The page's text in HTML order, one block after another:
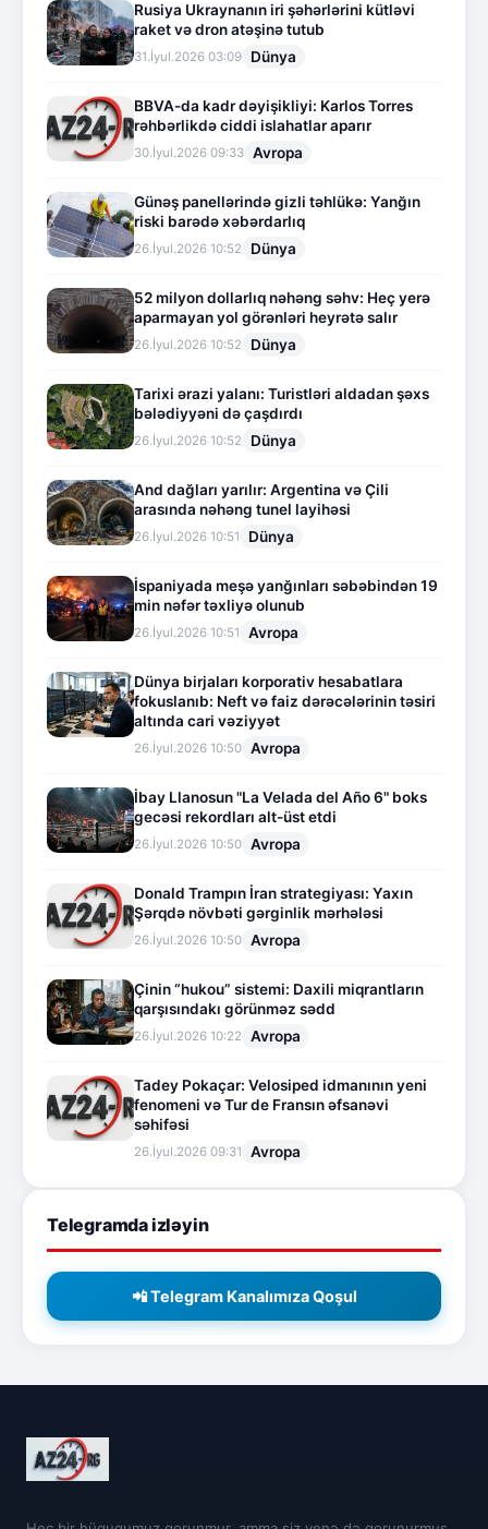
Rusiya Ukraynanın iri şəhərlərini kütləvi
raket və dron atəşinə tutub
31.İyul.2026 03:09 Dünya
BBVA-da kadr dəyişikliyi: Karlos Torres
rəhbərlikdə ciddi islahatlar aparır
30.İyul.2026 09:33 Avropa
Günəş panellərində gizli təhlükə: Yanğın
riski barədə xəbərdarlıq
26.İyul.2026 10:52 Dünya
52 milyon dollarlıq nəhəng səhv: Heç yerə
aparmayan yol görənləri heyrətə salır
26.İyul.2026 10:52 Dünya
Tarixi ərazi yalanı: Turistləri aldadan şəxs
bələdiyyəni də çaşdırdı
26.İyul.2026 10:52 Dünya
And dağları yarılır: Argentina və Çili
arasında nəhəng tunel layihəsi
26.İyul.2026 10:51 Dünya
İspaniyada meşə yanğınları səbəbindən 19
min nəfər təxliyə olunub
26.İyul.2026 10:51 Avropa
Dünya birjaları korporativ hesabatlara
fokuslanıb: Neft və faiz dərəcələrinin təsiri
altında cari vəziyyət
26.İyul.2026 10:50 Avropa
İbay Llanosun "La Velada del Año 6" boks
gecəsi rekordları alt-üst etdi
26.İyul.2026 10:50 Avropa
Donald Trampın İran strategiyası: Yaxın
Şərqdə növbəti gərginlik mərhələsi
26.İyul.2026 10:50 Avropa
Çinin “hukou” sistemi: Daxili miqrantların
qarşısındakı görünməz sədd
26.İyul.2026 10:22 Avropa
Tadey Pokaçar: Velosiped idmanının yeni
fenomeni və Tur de Fransın əfsanəvi
səhifəsi
26.İyul.2026 09:31 Avropa
Telegramda izləyin
📲 Telegram Kanalımıza Qoşul